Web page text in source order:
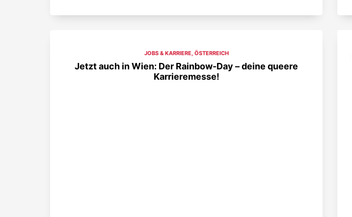
JOBS & KARRIERE, ÖSTERREICH
Jetzt auch in Wien: Der Rainbow-Day – deine queere
Karrieremesse!